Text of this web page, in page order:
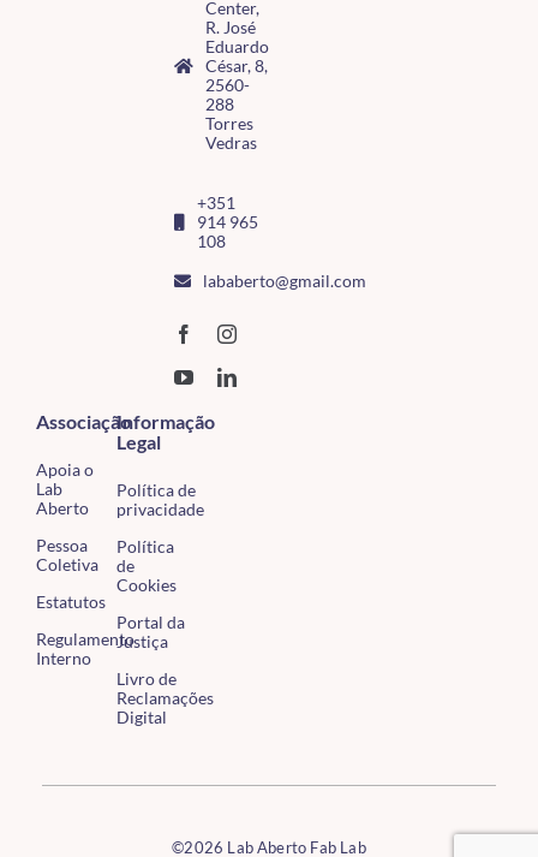
Center,
R. José
Eduardo
César, 8,
2560-
288
Torres
Vedras
+351
914 965
108
lababerto@gmail.com
Associação
Apoia o
Lab
Aberto
Pessoa
Coletiva
Estatutos
Regulamento
Interno
Informação
Legal
Política de
privacidade
Política
de
Cookies
Portal da
Justiça
Livro de
Reclamações
Digital
©2026 Lab Aberto Fab Lab